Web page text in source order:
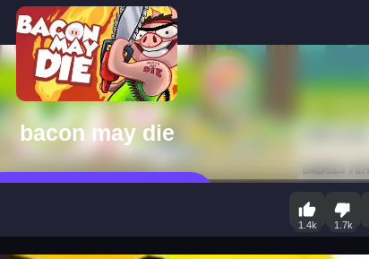
bacon may die
1.4k 1.7k